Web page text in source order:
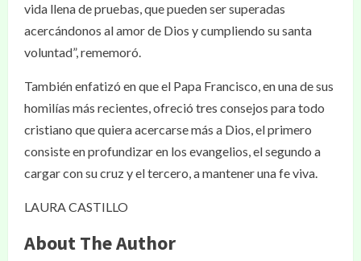
vida llena de pruebas, que pueden ser superadas
acercándonos al amor de Dios y cumpliendo su santa
voluntad”, rememoró.
También enfatizó en que el Papa Francisco, en una de sus
homilías más recientes, ofreció tres consejos para todo
cristiano que quiera acercarse más a Dios, el primero
consiste en profundizar en los evangelios, el segundo a
cargar con su cruz y el tercero, a mantener una fe viva.
LAURA CASTILLO
About The Author